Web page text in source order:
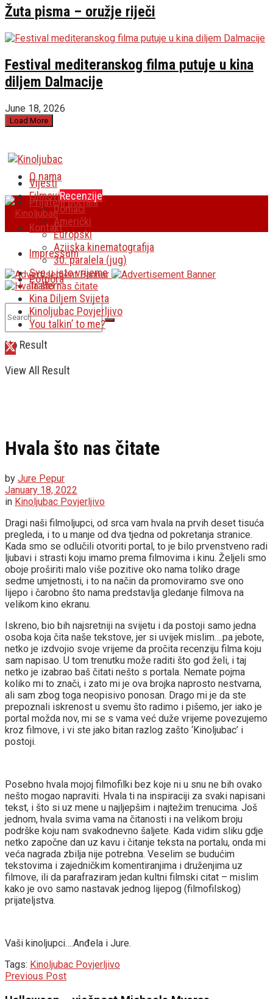
Žuta pisma – oružje riječi
Festival mediteranskog filma putuje u kina
diljem Dalmacije
June 18, 2026
Load More
O nama
Prijatelji portala
Kontakt
Impressum
Potpora
No Result
View All Result
Vijesti
FilmoviRecenzije
Domaći
Američki
Europski
Azijska kinematografija
30. paralela (jug)
Sve u isto vrijeme
Traileri
Kina Diljem Svijeta
Kinoljubac Povjerljivo
You talkin’ to me?
Hvala što nas čitate
by Jure Pepur
January 18, 2022
in Kinoljubac Povjerljivo
Dragi naši filmoljupci, od srca vam hvala na prvih deset tisuća
pregleda, i to u manje od dva tjedna od pokretanja stranice.
Kada smo se odlučili otvoriti portal, to je bilo prvenstveno radi
ljubavi i strasti koju imamo prema filmovima i kinu. Željeli smo
oboje proširiti malo više pozitive oko nama toliko drage
sedme umjetnosti, i to na način da promoviramo sve ono
lijepo i čarobno što nama predstavlja gledanje filmova na
velikom kino ekranu.
Iskreno, bio bih najsretniji na svijetu i da postoji samo jedna
osoba koja čita naše tekstove, jer si uvijek mislim….pa jebote,
netko je izdvojio svoje vrijeme da pročita recenziju filma koju
sam napisao. U tom trenutku može raditi što god želi, i taj
netko je izabrao baš čitati nešto s portala. Nemate pojma
koliko mi to znači, i zato mi je ova brojka naprosto nestvarna,
ali sam zbog toga neopisivo ponosan. Drago mi je da ste
prepoznali iskrenost u svemu što radimo i pišemo, jer iako je
portal možda nov, mi se s vama već duže vrijeme povezujemo
kroz filmove, i vi ste jako bitan razlog zašto ‘Kinoljubac’ i
postoji.
Posebno hvala mojoj filmofilki bez koje ni u snu ne bih ovako
nešto mogao napraviti. Hvala ti na inspiraciji za svaki napisani
tekst, i što si uz mene u najljepšim i najtežim trenucima. Još
jednom, hvala svima vama na čitanosti i na velikom broju
podrške koju nam svakodnevno šaljete. Kada vidim sliku gdje
netko započne dan uz kavu i čitanje teksta na portalu, onda mi
veća nagrada zbilja nije potrebna. Veselim se budućim
tekstovima i zajedničkim komentiranjima i druženjima uz
filmove, ili da parafraziram jedan kultni filmski citat – mislim
kako je ovo samo nastavak jednog lijepog (filmofilskog)
prijateljstva.
Vaši kinoljupci….Anđela i Jure.
Tags: Kinoljubac Povjerljivo
Previous Post